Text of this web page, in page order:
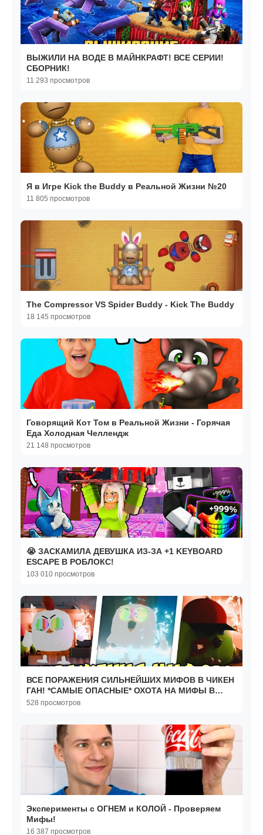
ВЫЖИЛИ НА ВОДЕ В МАЙНКРАФТ! ВСЕ СЕРИИ!
СБОРНИК!
11 293 просмотров
Я в Игре Kick the Buddy в Реальной Жизни №20
11 805 просмотров
The Compressor VS Spider Buddy - Kick The Buddy
18 145 просмотров
Говорящий Кот Том в Реальной Жизни - Горячая
Еда Холодная Челлендж
21 148 просмотров
😭 ЗАСКАМИЛА ДЕВУШКА ИЗ-ЗА +1 KEYBOARD
ESCAPE В РОБЛОКС!
103 010 просмотров
ВСЕ ПОРАЖЕНИЯ СИЛЬНЕЙШИХ МИФОВ В ЧИКЕН
ГАН! *САМЫЕ ОПАСНЫЕ* ОХОТА НА МИФЫ В
ЧИКЕН ГАН
528 просмотров
Эксперименты с ОГНЕМ и КОЛОЙ - Проверяем
Мифы!
16 387 просмотров